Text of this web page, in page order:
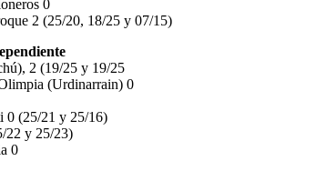
0
2 (25/20, 18/25 y 07/15)
2 (19/25 y 19/25
(Urdinarrain) 0
0 (25/21 y 25/16)
22 y 25/23)
0